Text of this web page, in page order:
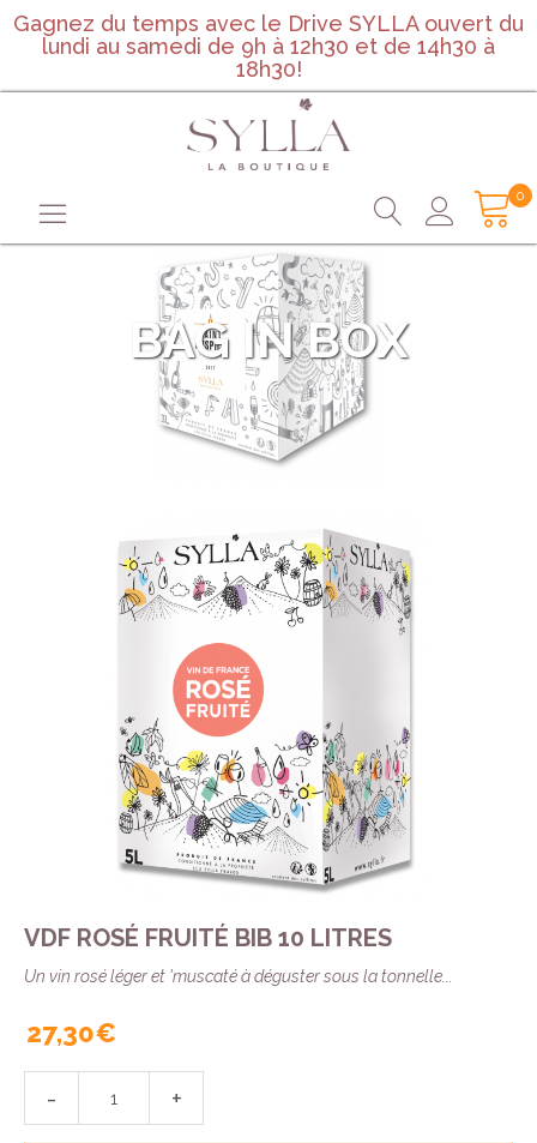
Gagnez du temps avec le Drive SYLLA ouvert du
lundi au samedi de 9h à 12h30 et de 14h30 à
18h30!
0
BAG IN BOX
VDF ROSÉ FRUITÉ BIB 10 LITRES
Un vin rosé léger et 'muscaté à déguster sous la tonnelle...
27,30 €
- +